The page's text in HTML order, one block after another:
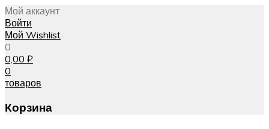
Мой аккаунт
Войти
Мой Wishlist
0
0,00 ₽
0
товаров
Корзина